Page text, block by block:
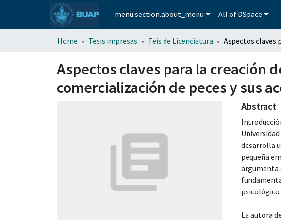
menu.section.about_menu All of DSpace
Home Tesis impresas Teis de Licenciatura
Aspectos claves para la creación
comercialización de peces y sus
Abstract
desarrolla
pequeña
argumenta
psicológico
La autora